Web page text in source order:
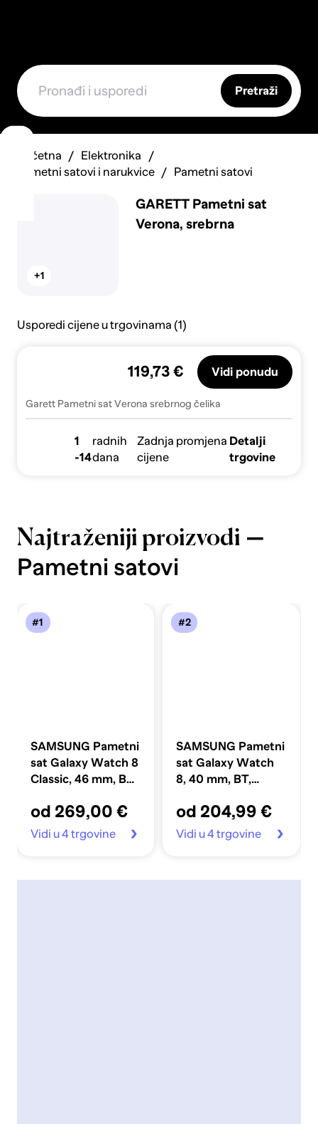
Pretraži
Početna
Elektronika
Pametni satovi i narukvice
Pametni satovi
+1
GARETT Pametni sat
Verona, srebrna
Usporedi cijene u trgovinama (1)
Garett Pametni sat Verona srebrnog čelika
119,73 € Vidi ponudu
1
-14
radnih
dana
Zadnja promjena
cijene
Detalji
trgovine
Najtraženiji proizvodi —
Pametni satovi
#1
SAMSUNG Pametni
sat Galaxy Watch 8
Classic, 46 mm, BT,
L500NZKAEUE)
od 269,00 €
Vidi u 4 trgovine
#2
SAMSUNG Pametni
sat Galaxy Watch
8, 40 mm, BT,
L320NDAAEUE)
od 204,99 €
Vidi u 4 trgovine